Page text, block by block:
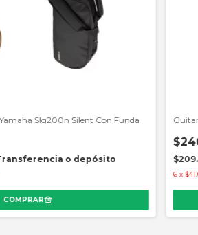
Slg200n Silent Con Funda
o depósito
6 x